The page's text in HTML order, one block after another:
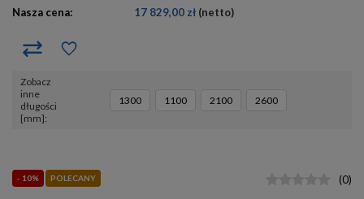
Nasza cena: 17 829,00 zł (netto)
Zobacz
inne
długości
[mm]
1300 1100 2100 2600
- 10% POLECANY (0)